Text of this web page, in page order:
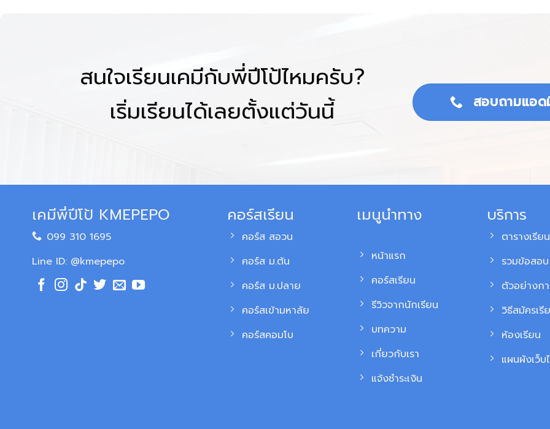
สนใจเรียนเคมีกับพี่ปีโป้ไหมครับ?
เริ่มเรียนได้เลยตั้งแต่วันนี้
สอบถามแอ
เคมีพี่ปีโป้ KMEPEPO
099 310 1695
Line ID: @kmepepo
คอร์สเรียน
คอร์ส สอวน
คอร์ส ม.ต้น
คอร์ส ม.ปลาย
คอร์สเข้ามหาลัย
คอร์สคอมโบ
เมนูนำทาง
หน้าแรก
คอร์สเรียน
รีวิวจากนักเรียน
บทความ
เกี่ยวกับเรา
แจ้งชำระเงิน
บริการ
ตารางเรียน
รวมข้อสอ
ตัวอย่างก
วิธีสมัครเรี
ห้องเรียน
แผนผังเว็บ